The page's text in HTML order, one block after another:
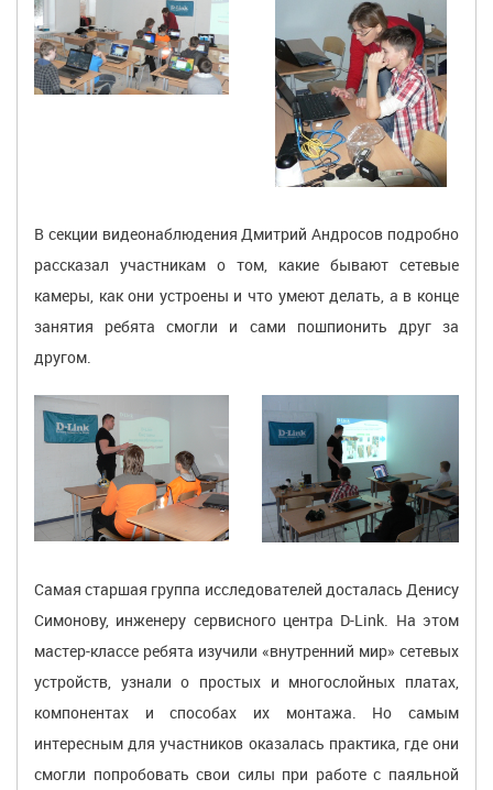
В секции видеонаблюдения Дмитрий Андросов подробно
рассказал участникам о том, какие бывают сетевые
камеры, как они устроены и что умеют делать, а в конце
занятия ребята смогли и сами пошпионить друг за
другом.
Самая старшая группа исследователей досталась Денису
Симонову, инженеру сервисного центра D-Link. На этом
мастер-классе ребята изучили «внутренний мир» сетевых
устройств, узнали о простых и многослойных платах,
компонентах и способах их монтажа. Но самым
интересным для участников оказалась практика, где они
смогли попробовать свои силы при работе с паяльной